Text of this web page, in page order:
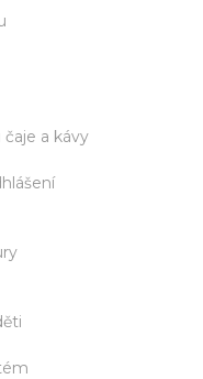
čaje a kávy